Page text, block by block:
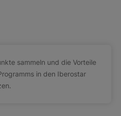
sammeln und die Vorteile
in den Iberostar